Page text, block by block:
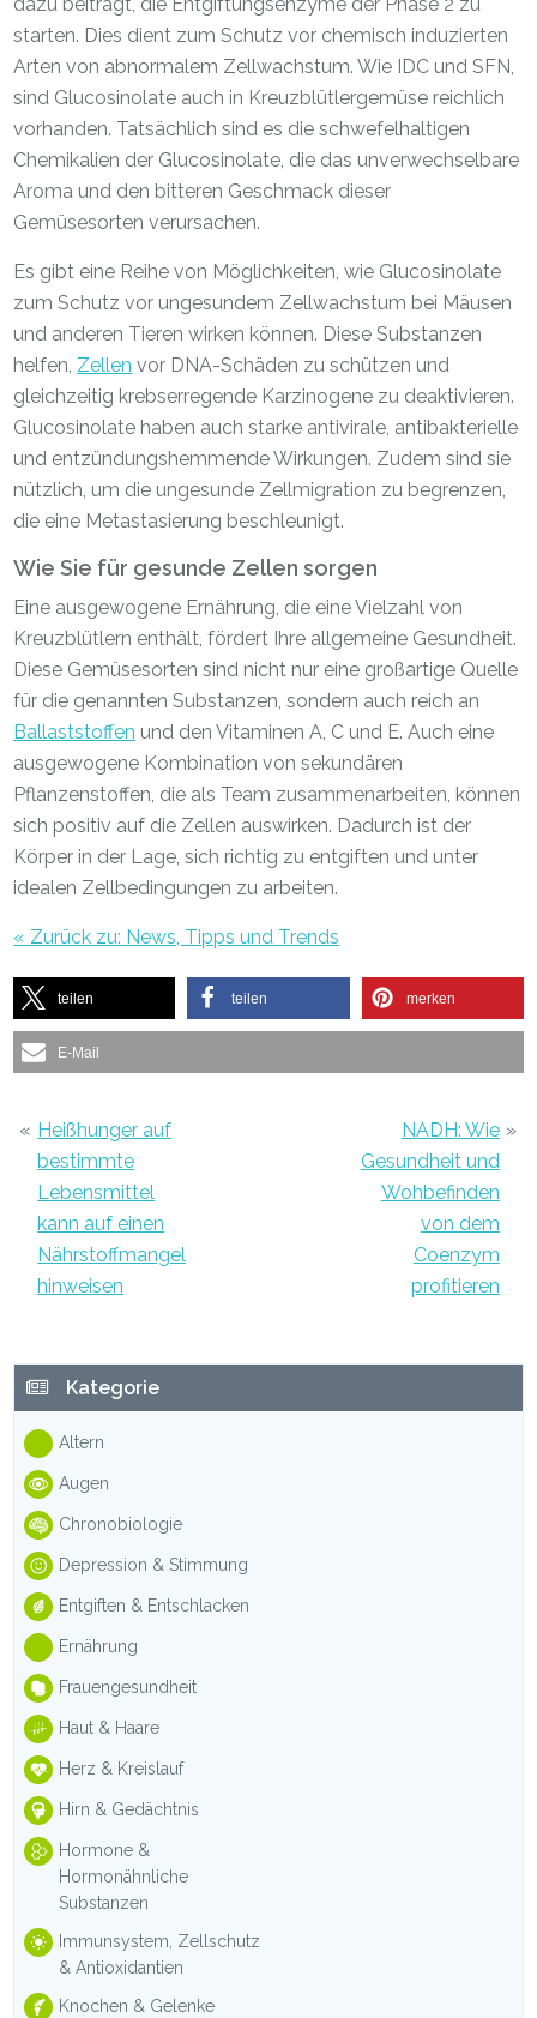
starten. Dies dient zum Schutz vor chemisch induzierten
Arten von abnormalem Zellwachstum. Wie IDC und SFN,
sind Glucosinolate auch in Kreuzblütlergemüse reichlich
vorhanden. Tatsächlich sind es die schwefelhaltigen
Chemikalien der Glucosinolate, die das unverwechselbare
Aroma und den bitteren Geschmack dieser
Gemüsesorten verursachen.
Es gibt eine Reihe von Möglichkeiten, wie Glucosinolate
zum Schutz vor ungesundem Zellwachstum bei Mäusen
und anderen Tieren wirken können. Diese Substanzen
helfen, Zellen vor DNA-Schäden zu schützen und
gleichzeitig krebserregende Karzinogene zu deaktivieren.
Glucosinolate haben auch starke antivirale, antibakterielle
und entzündungshemmende Wirkungen. Zudem sind sie
nützlich, um die ungesunde Zellmigration zu begrenzen,
die eine Metastasierung beschleunigt.
Wie Sie für gesunde Zellen sorgen
Eine ausgewogene Ernährung, die eine Vielzahl von
Kreuzblütlern enthält, fördert Ihre allgemeine Gesundheit.
Diese Gemüsesorten sind nicht nur eine großartige Quelle
für die genannten Substanzen, sondern auch reich an
Ballaststoffen und den Vitaminen A, C und E. Auch eine
ausgewogene Kombination von sekundären
Pflanzenstoffen, die als Team zusammenarbeiten, können
sich positiv auf die Zellen auswirken. Dadurch ist der
Körper in der Lage, sich richtig zu entgiften und unter
idealen Zellbedingungen zu arbeiten.
« Zurück zu: News, Tipps und Trends
teilen teilen merken
E-Mail
« Heißhunger auf
bestimmte
Lebensmittel
kann auf einen
Nährstoffmangel
hinweisen
NADH: Wie
Gesundheit und
Wohbefinden
von dem
Coenzym
profitieren
»
Haupt-
Sidebar
Kategorie
Altern
Augen
Chronobiologie
Depression & Stimmung
Entgiften & Entschlacken
Ernährung
Frauengesundheit
Haut & Haare
Herz & Kreislauf
Hirn & Gedächtnis
Hormone &
Hormonähnliche
Substanzen
Immunsystem, Zellschutz
& Antioxidantien
Knochen & Gelenke